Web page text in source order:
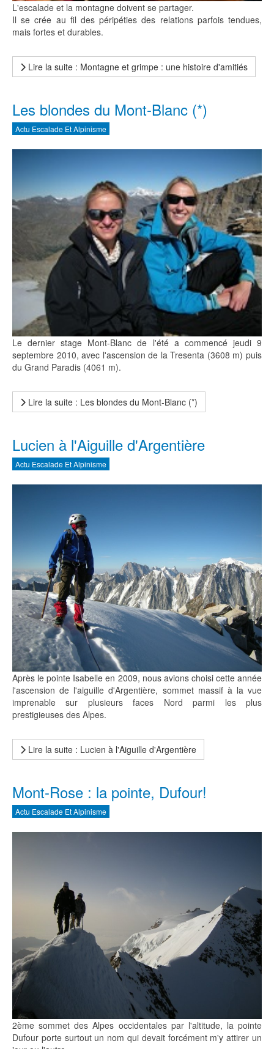
L'escalade et la montagne doivent se partager.
Il se crée au fil des péripéties des relations parfois tendues,
mais fortes et durables.
Lire la suite : Montagne et grimpe : une histoire d'amitiés
Les blondes du Mont-Blanc (*)
Actu Escalade Et Alpinisme
Le dernier stage Mont-Blanc de l'été a commencé jeudi 9
septembre 2010, avec l'ascension de la Tresenta (3608 m) puis
du Grand Paradis (4061 m).
Lire la suite : Les blondes du Mont-Blanc (*)
Lucien à l'Aiguille d'Argentière
Actu Escalade Et Alpinisme
Après le pointe Isabelle en 2009, nous avions choisi cette année
l'ascension de l'aiguille d'Argentière, sommet massif à la vue
imprenable sur plusieurs faces Nord parmi les plus
prestigieuses des Alpes.
Lire la suite : Lucien à l'Aiguille d'Argentière
Mont-Rose : la pointe, Dufour!
Actu Escalade Et Alpinisme
2ème sommet des Alpes occidentales par l'altitude, la pointe
Dufour porte surtout un nom qui devait forcément m'y attirer un